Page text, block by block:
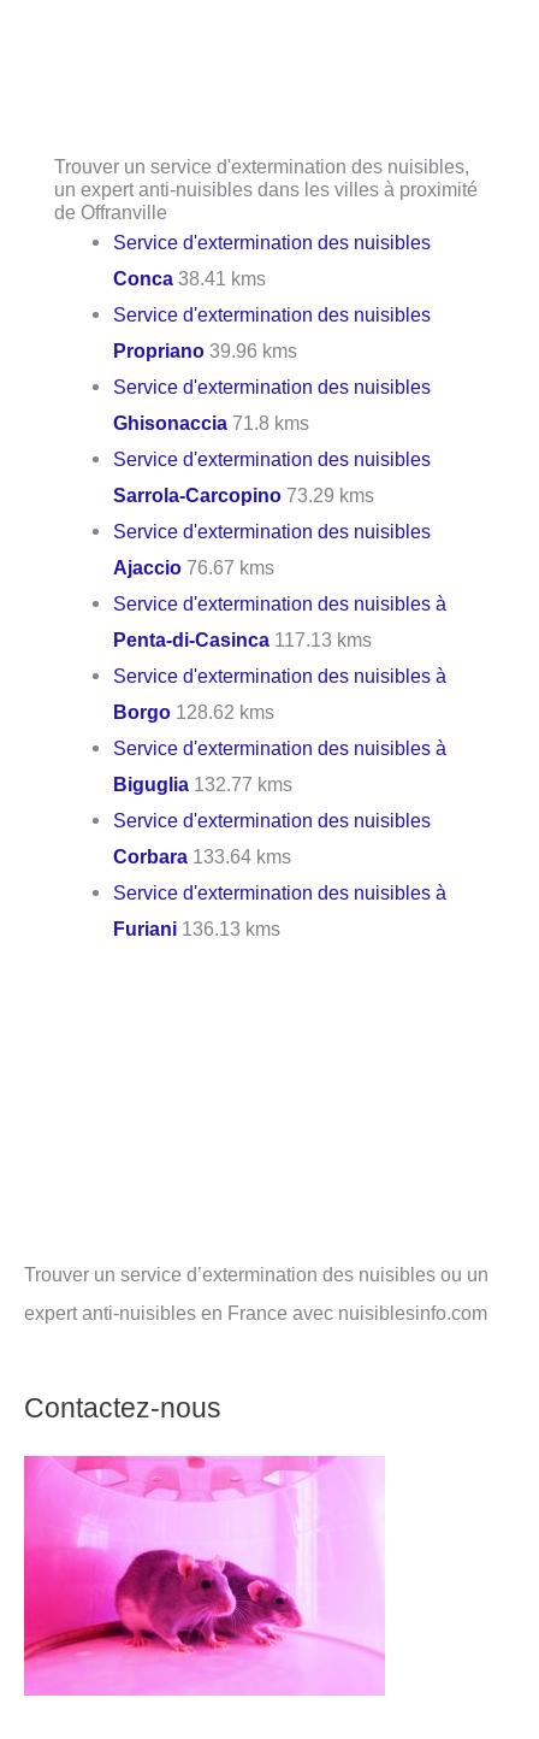
Trouver un service d'extermination des nuisibles,
un expert anti-nuisibles dans les villes à proximité
de Offranville
Service d'extermination des nuisibles
Conca 38.41 kms
Service d'extermination des nuisibles
Propriano 39.96 kms
Service d'extermination des nuisibles
Ghisonaccia 71.8 kms
Service d'extermination des nuisibles
Sarrola-Carcopino 73.29 kms
Service d'extermination des nuisibles
Ajaccio 76.67 kms
Service d'extermination des nuisibles à
Penta-di-Casinca 117.13 kms
Service d'extermination des nuisibles à
Borgo 128.62 kms
Service d'extermination des nuisibles à
Biguglia 132.77 kms
Service d'extermination des nuisibles
Corbara 133.64 kms
Service d'extermination des nuisibles à
Furiani 136.13 kms
Trouver un service d’extermination des nuisibles ou un
expert anti-nuisibles en France avec nuisiblesinfo.com
Contactez-nous